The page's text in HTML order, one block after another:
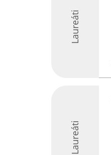
Laureáti
Laureáti